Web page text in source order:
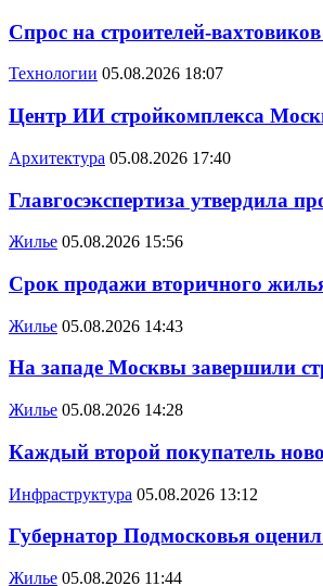
Спрос на строителей-
Технологии 05.08.2026 18:07
Центр ИИ стройкомплекса
Архитектура 05.08.2026 17:40
Главгосэкспертиза утвердила
Жилье 05.08.2026 15:56
Срок продажи вторичного
Жилье 05.08.2026 14:43
На западе Москвы завершили
Жилье 05.08.2026 14:28
Каждый второй покупатель
Инфраструктура 05.08.2026 13:12
Губернатор Подмосковья
Жилье 05.08.2026 11:44